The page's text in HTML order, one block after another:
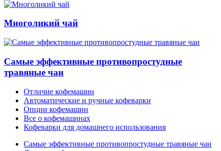
Многоликий чай
Самые эффективные противопростудные
травяные чаи
Отличие кофемашин
Автоматические и ручные кофеварки
Опции кофемашин
Все о кофемашинах
Кофеварки для домашнего использования
Самые эффективные противопростудные травяные чаи